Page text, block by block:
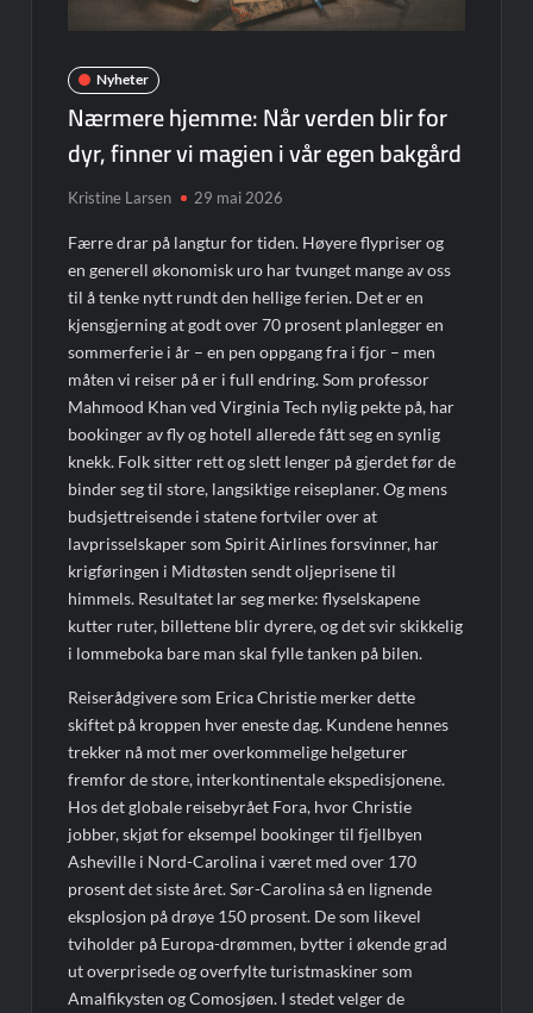
Nyheter
Nærmere hjemme: Når verden blir for
dyr, finner vi magien i vår egen bakgård
Kristine Larsen 29 mai 2026
Færre drar på langtur for tiden. Høyere flypriser og
en generell økonomisk uro har tvunget mange av oss
til å tenke nytt rundt den hellige ferien. Det er en
kjensgjerning at godt over 70 prosent planlegger en
sommerferie i år – en pen oppgang fra i fjor – men
måten vi reiser på er i full endring. Som professor
Mahmood Khan ved Virginia Tech nylig pekte på, har
bookinger av fly og hotell allerede fått seg en synlig
knekk. Folk sitter rett og slett lenger på gjerdet før de
binder seg til store, langsiktige reiseplaner. Og mens
budsjettreisende i statene fortviler over at
lavprisselskaper som Spirit Airlines forsvinner, har
krigføringen i Midtøsten sendt oljeprisene til
himmels. Resultatet lar seg merke: flyselskapene
kutter ruter, billettene blir dyrere, og det svir skikkelig
i lommeboka bare man skal fylle tanken på bilen.
Reiserådgivere som Erica Christie merker dette
skiftet på kroppen hver eneste dag. Kundene hennes
trekker nå mot mer overkommelige helgeturer
fremfor de store, interkontinentale ekspedisjonene.
Hos det globale reisebyrået Fora, hvor Christie
jobber, skjøt for eksempel bookinger til fjellbyen
Asheville i Nord-Carolina i været med over 170
prosent det siste året. Sør-Carolina så en lignende
eksplosjon på drøye 150 prosent. De som likevel
tviholder på Europa-drømmen, bytter i økende grad
ut overprisede og overfylte turistmaskiner som
Amalfikysten og Comosjøen. I stedet velger de